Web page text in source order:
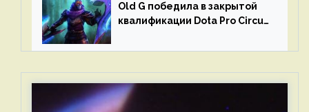
Old G победила в закрытой
квалификации Dota Pro Circuit